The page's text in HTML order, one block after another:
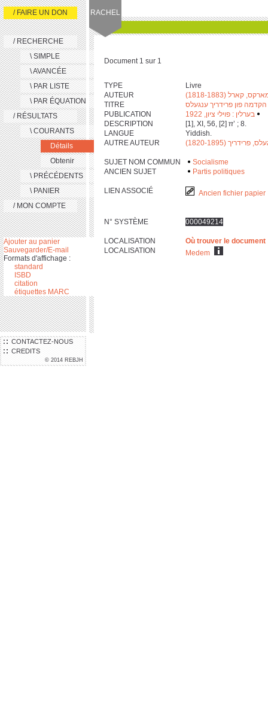
RACHEL
CONTACTEZ-NOUS
CREDITS
© 2014 REBJH
/ FAIRE UN DON
/ RECHERCHE
\ SIMPLE
\ AVANCÉE
\ PAR LISTE
\ PAR ÉQUATION
/ RÉSULTATS
\ COURANTS
Détails
Obtenir
\ PRÉCÉDENTS
\ PANIER
/ MON COMPTE
Ajouter au panier
Sauvegarder/E-mail
Formats d'affichage :
standard
ISBD
citation
étiquettes MARC
Document 1 sur 1
TYPE
Livre
AUTEUR
קארל (1818-1883)
TITRE
פון פרידריך ענגעלס
PUBLICATION
בערלין : פוילי ציון, 1922
DESCRIPTION
[‎1], XI, ‎5‎6, [‎2] זז’ ; ‎8.
LANGUE
Yiddish.
AUTRE AUTEUR
פרידריך (1820-1895)
SUJET NOM COMMUN
Socialisme
ANCIEN SUJET
Partis politiques
LIEN ASSOCIÉ Ancien fichier papier
N° SYSTÈME 000049214
LOCALISATION
Où trouver le document
LOCALISATION
Medem